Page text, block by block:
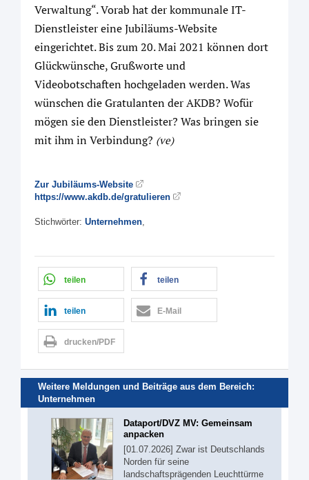
Verwaltung“. Vorab hat der kommunale IT-
Dienstleister eine Jubiläums-Website
eingerichtet. Bis zum 20. Mai 2021 können dort
Glückwünsche, Grußworte und
Videobotschaften hochgeladen werden. Was
wünschen die Gratulanten der AKDB? Wofür
mögen sie den Dienstleister? Was bringen sie
mit ihm in Verbindung? (ve)
Zur Jubiläums-Website
https://www.akdb.de/gratulieren
Stichwörter: Unternehmen,
teilen teilen
teilen E-Mail
drucken/PDF
Weitere Meldungen und Beiträge aus dem Bereich:
Unternehmen
Dataport/DVZ MV: Gemeinsam
anpacken
[01.07.2026] Zwar ist Deutschlands
Norden für seine
landschaftsprägenden Leuchttürme